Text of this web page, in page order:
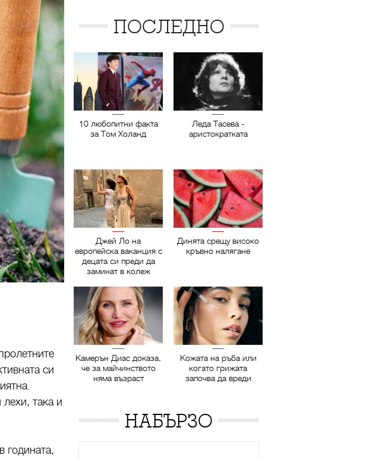
си
лехи, така и
годината,
ПОСЛЕДНО
10 любопитни факта
за Том Холанд
Леда Тасева -
аристократката
Джей Ло на
европейска ваканция с
децата си преди да
заминат в колеж
Динята срещу високо
кръвно налягане
Камерън Диас доказа,
че за майчинството
няма възраст
Кожата на ръба или
когато грижата
започва да вреди
НАБЪРЗО